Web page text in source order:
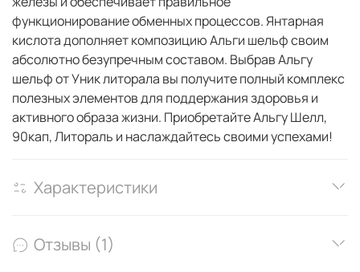
функционирование обменных процессов. Янтарная
кислота дополняет композицию Альги шельф своим
абсолютно безупречным составом. Выбрав Альгу
шельф от Уник литорала вы получите полный комплекс
полезных элементов для поддержания здоровья и
активного образа жизни. Приобретайте Альгу Шелл,
90кап, Литораль и наслаждайтесь своими успехами!
Характеристики
Отзывы (1)